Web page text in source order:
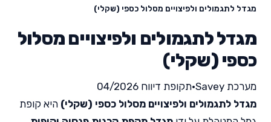
מגדל לתגמולים ולפיצויים מסלול כספי (שקלי)
מגדל לתגמולים ולפיצויים מסלול
כספי (שקלי)
מערכת Savey •תקופת דיווח 04/2026
מגדל לתגמולים ולפיצויים מסלול כספי (שקלי) היא קופת